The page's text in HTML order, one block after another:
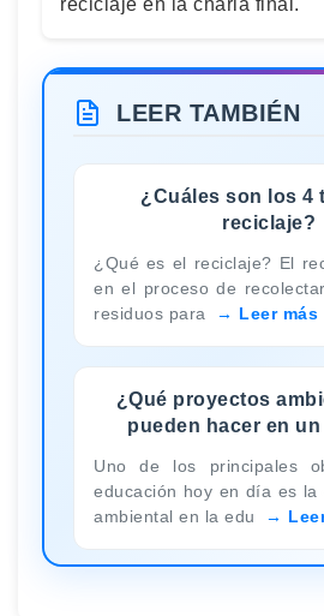
reciclaje en la charla final.
LEER TAMBIÉN
¿Cuáles son los 4
reciclaje?
¿Qué es el reciclaje? El
en el proceso de
residuos para
Leer más
¿Qué proyectos
pueden hacer en
Uno de los principales
educación hoy en día es la
ambiental en la edu